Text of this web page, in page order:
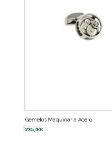
Gemelos Maquinaria Acero
235,00€